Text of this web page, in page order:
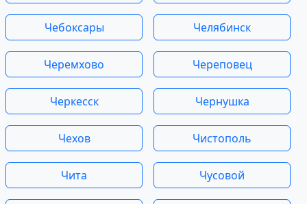
Чебоксары Челябинск
Черемхово Череповец
Черкесск Чернушка
Чехов Чистополь
Чита Чусовой